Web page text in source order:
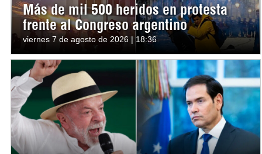
Más de mil 500 heridos en protesta
frente al Congreso argentino
viernes 7 de agosto de 2026 | 18:36